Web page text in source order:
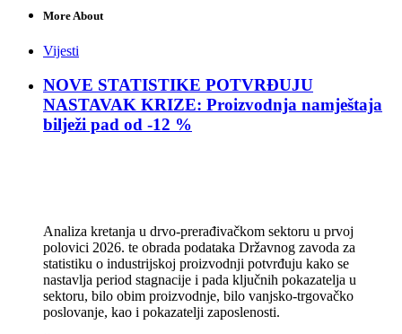
More About
Vijesti
NOVE STATISTIKE POTVRĐUJU
NASTAVAK KRIZE: Proizvodnja namještaja
bilježi pad od -12 %
Analiza kretanja u drvo-prerađivačkom sektoru u prvoj
polovici 2026. te obrada podataka Državnog zavoda za
statistiku o industrijskoj proizvodnji potvrđuju kako se
nastavlja period stagnacije i pada ključnih pokazatelja u
sektoru, bilo obim proizvodnje, bilo vanjsko-trgovačko
poslovanje, kao i pokazatelji zaposlenosti.